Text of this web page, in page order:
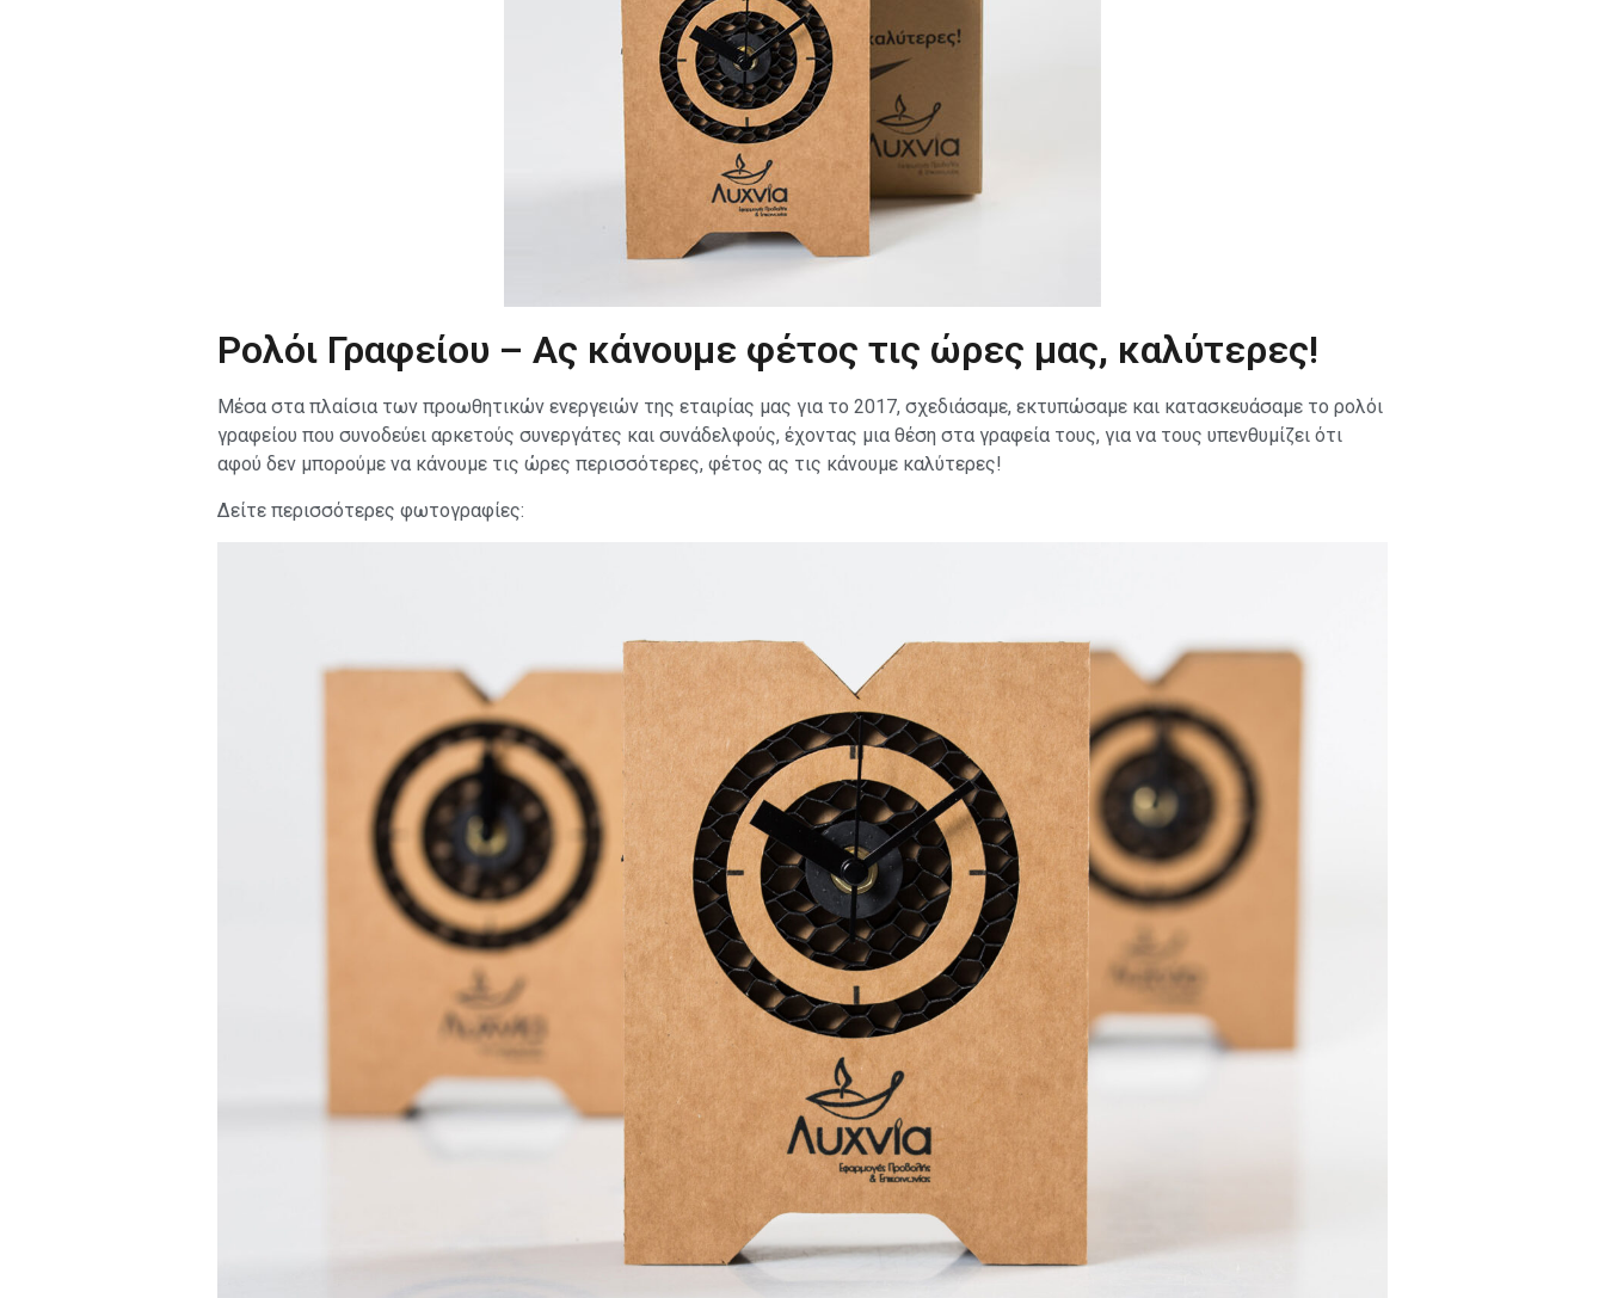
Ρολόι Γραφείου – Ας κάνουμε φέτος τις ώρες μας, καλύτερες!
Μέσα στα πλαίσια των προωθητικών ενεργειών της εταιρίας μας για το 2017, σχεδιάσαμε, εκτυπώσαμε και κατασκευάσαμε το ρολόι
γραφείου που συνοδεύει αρκετούς συνεργάτες και συνάδελφούς, έχοντας μια θέση στα γραφεία τους, για να τους υπενθυμίζει ότι
αφού δεν μπορούμε να κάνουμε τις ώρες περισσότερες, φέτος ας τις κάνουμε καλύτερες!
Δείτε περισσότερες φωτογραφίες: